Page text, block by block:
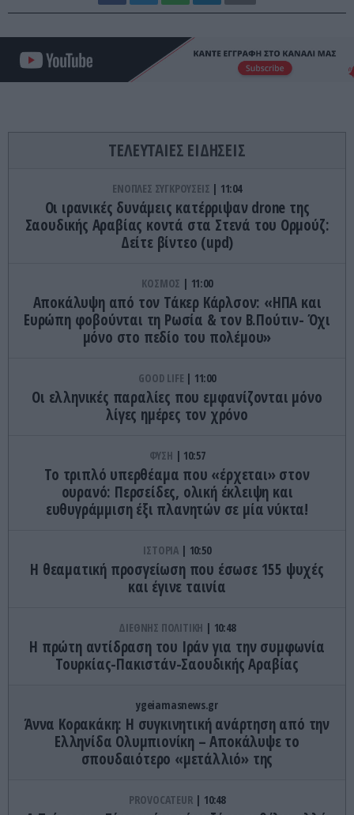
ΤΕΛΕΥΤΑΙΕΣ ΕΙΔΗΣΕΙΣ
ΕΝΟΠΛΕΣ ΣΥΓΚΡΟΥΣΕΙΣ 11:04
Οι ιρανικές δυνάμεις κατέρριψαν drone της
Σαουδικής Αραβίας κοντά στα Στενά του Ορμούζ:
Δείτε βίντεο (upd)
ΚΟΣΜΟΣ 11:00
Αποκάλυψη από τον Τάκερ Κάρλσον: «ΗΠΑ και
Ευρώπη φοβούνται τη Ρωσία & τον Β.Πούτιν- Όχι
μόνο στο πεδίο του πολέμου»
GOOD LIFE 11:00
Οι ελληνικές παραλίες που εμφανίζονται μόνο
λίγες ημέρες τον χρόνο
ΦΥΣΗ 10:57
Το τριπλό υπερθέαμα που «έρχεται» στον
ουρανό: Περσείδες, ολική έκλειψη και
ευθυγράμμιση έξι πλανητών σε μία νύκτα!
ΙΣΤΟΡΙΑ 10:50
Η θεαματική προσγείωση που έσωσε 155 ψυχές
και έγινε ταινία
ΔΙΕΘΝΗΣ ΠΟΛΙΤΙΚΗ 10:48
H πρώτη αντίδραση του Ιράν για την συμφωνία
Τουρκίας-Πακιστάν-Σαουδικής Αραβίας
ygeiamasnews.gr
Άννα Κορακάκη: Η συγκινητική ανάρτηση από την
Ελληνίδα Ολυμπιονίκη – Αποκάλυψε το
σπουδαιότερο «μετάλλιό» της
PROVOCATEUR 10:48